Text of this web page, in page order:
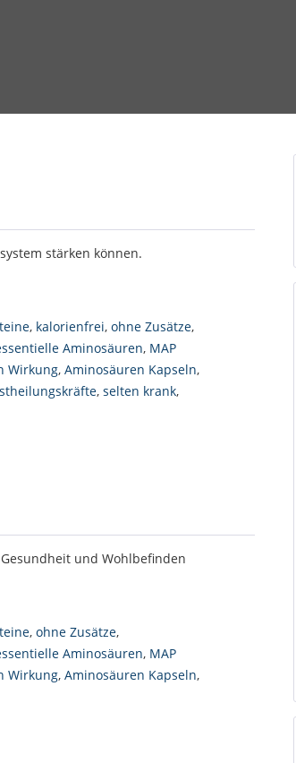
stärken können.
, kalorienfrei, ohne Zusätze,
Aminosäuren, MAP
Wirkung, Aminosäuren Kapseln,
, selten krank,
und Wohlbefinden
, ohne Zusätze,
Aminosäuren, MAP
Wirkung, Aminosäuren Kapseln,